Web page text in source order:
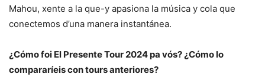
Mahou, xente a la que-y apasiona la música y cola que
conectemos d’una manera instantánea.
¿Cómo foi El Presente Tour 2024 pa vós? ¿Cómo lo
compararíeis con tours anteriores?